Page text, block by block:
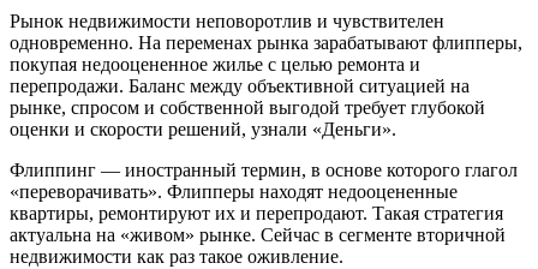
Рынок недвижимости неповоротлив и чувствителен
одновременно. На переменах рынка зарабатывают флипперы,
покупая недооцененное жилье с целью ремонта и
перепродажи. Баланс между объективной ситуацией на
рынке, спросом и собственной выгодой требует глубокой
оценки и скорости решений, узнали «Деньги».
Флиппинг — иностранный термин, в основе которого глагол
«переворачивать». Флипперы находят недооцененные
квартиры, ремонтируют их и перепродают. Такая стратегия
актуальна на «живом» рынке. Сейчас в сегменте вторичной
недвижимости как раз такое оживление.